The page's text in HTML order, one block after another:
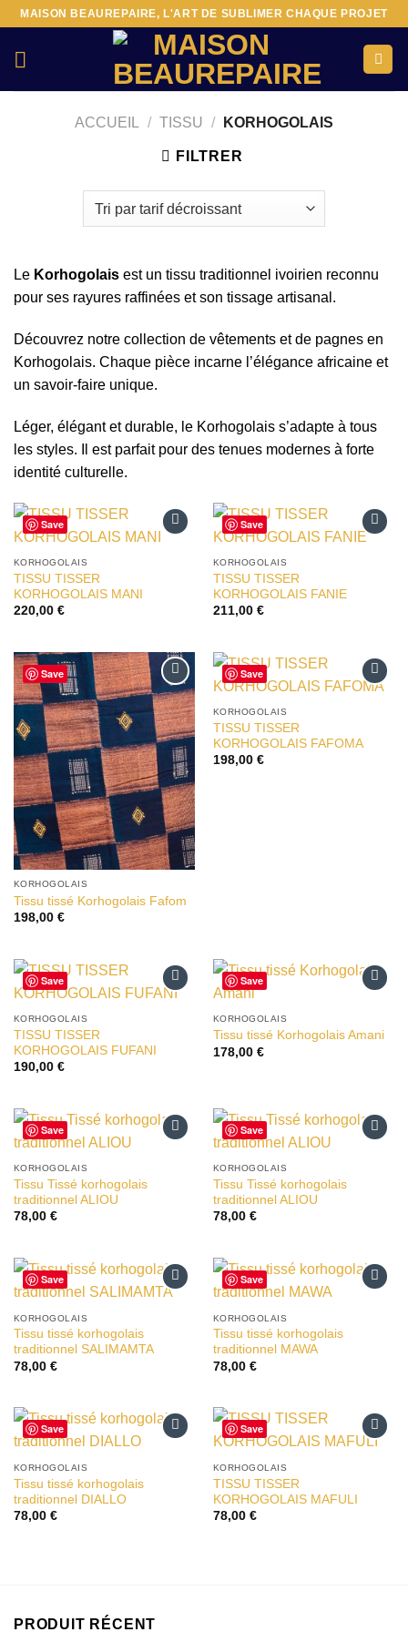
Passer
contenu
MAISON BEAUREPAIRE, L'ART DE SUBLIMER CHAQUE PROJET
ACCUEIL / TISSU / KORHOGOLAIS
FILTRER
Le Korhogolais est un tissu traditionnel ivoirien reconnu
pour ses rayures raffinées et son tissage artisanal.
Découvrez notre collection de vêtements et de pagnes en
Korhogolais. Chaque pièce incarne l’élégance africaine et
un savoir-faire unique.
Léger, élégant et durable, le Korhogolais s’adapte à tous
les styles. Il est parfait pour des tenues modernes à forte
identité culturelle.
Save
KORHOGOLAIS
TISSU TISSER
KORHOGOLAIS MANI
220,00 €
Save
KORHOGOLAIS
TISSU TISSER
KORHOGOLAIS FANIE
211,00 €
Save
Ajouter
à la liste
d’envies
KORHOGOLAIS
Tissu tissé Korhogolais Fafom
198,00 €
Save
KORHOGOLAIS
TISSU TISSER
KORHOGOLAIS FAFOMA
198,00 €
Save
KORHOGOLAIS
TISSU TISSER
KORHOGOLAIS FUFANI
190,00 €
Save
d’envies
KORHOGOLAIS
Tissu tissé Korhogolais Amani
178,00 €
Save
KORHOGOLAIS
Tissu Tissé korhogolais
traditionnel ALIOU
78,00 €
Save
KORHOGOLAIS
Tissu Tissé korhogolais
traditionnel ALIOU
78,00 €
Save
KORHOGOLAIS
Tissu tissé korhogolais
traditionnel SALIMAMTA
78,00 €
Save
KORHOGOLAIS
Tissu tissé korhogolais
traditionnel MAWA
78,00 €
Save
KORHOGOLAIS
Tissu tissé korhogolais
traditionnel DIALLO
78,00 €
Save
KORHOGOLAIS
TISSU TISSER
KORHOGOLAIS MAFULI
78,00 €
PRODUIT RÉCENT